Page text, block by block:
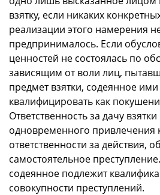
взятку, если никаких
реализации этого намерения
предпринималось. Если
ценностей не состоялась по
зависящим от воли лиц,
предмет взятки, содеянное ими
квалифицировать как
Ответственность за дачу
одновременного привлечения
ответственности за действия,
самостоятельное
содеянное подлежит
совокупности преступлений.